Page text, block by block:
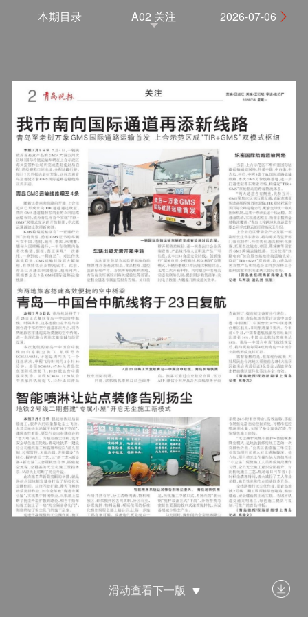
滑动查看下一版
本期目录 A02 关注 2026-07-06